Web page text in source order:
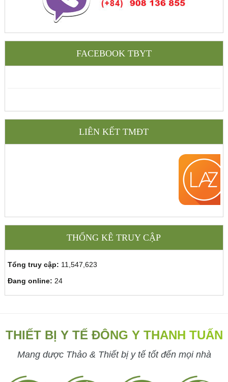
FACEBOOK TBYT
LIÊN KẾT TMĐT
THỐNG KÊ TRUY CẬP
Tổng truy cập: 11,547,623
Đang online: 24
THIẾT BỊ Y TẾ ĐÔNG Y THANH TUẤN
Mang dược Thảo & Thiết bị y tế tốt đến mọi nhà